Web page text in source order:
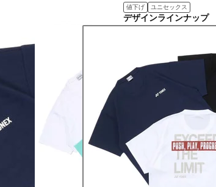
値下げ ユニセックス
デザインラインナップ